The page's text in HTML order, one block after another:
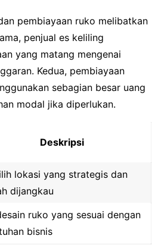
pembiayaan ruko melibatkan
penjual es keliling
yang matang mengenai
Kedua, pembiayaan
sebagian besar uang
modal jika diperlukan.
Deskripsi
lokasi yang strategis dan
dijangkau
ruko yang sesuai dengan
bisnis